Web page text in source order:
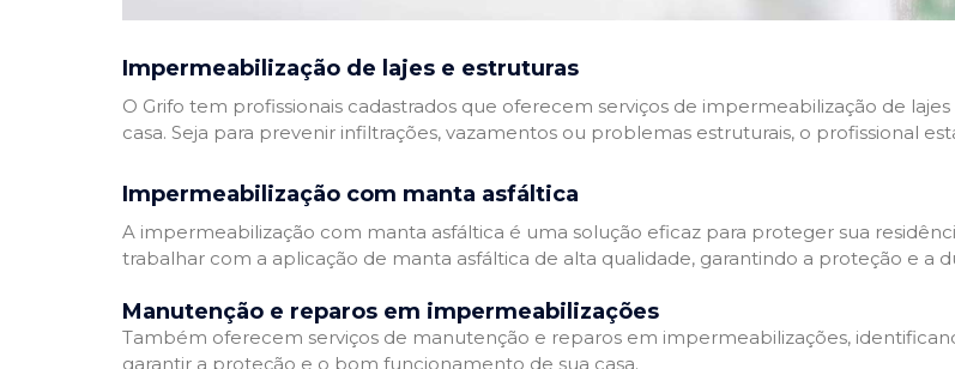
Impermeabilização de lajes e estruturas
O Grifo tem profissionais cadastrados que oferecem serviços de impermeabilização de
casa. Seja para prevenir infiltrações, vazamentos ou problemas estruturais, o profissional
Impermeabilização com manta asfáltica
A impermeabilização com manta asfáltica é uma solução eficaz para proteger sua
trabalhar com a aplicação de manta asfáltica de alta qualidade, garantindo a proteção e a
Manutenção e reparos em impermeabilizações
Também oferecem serviços de manutenção e reparos em impermeabilizações,
garantir a proteção e o bom funcionamento de sua casa.